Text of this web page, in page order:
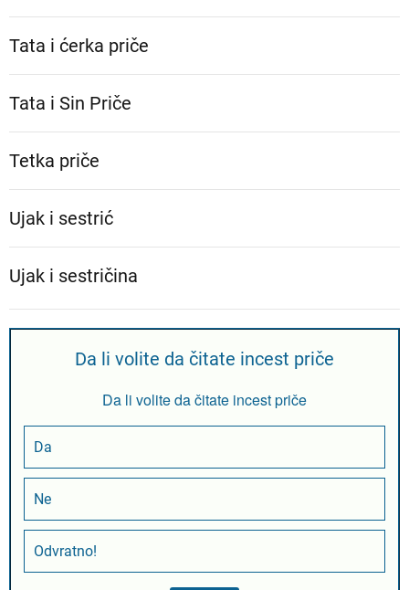
Tata i ćerka priče
Tata i Sin Priče
Tetka priče
Ujak i sestrić
Ujak i sestričina
Da li volite da čitate incest priče
Da li volite da čitate incest priče
Da
Ne
Odvratno!